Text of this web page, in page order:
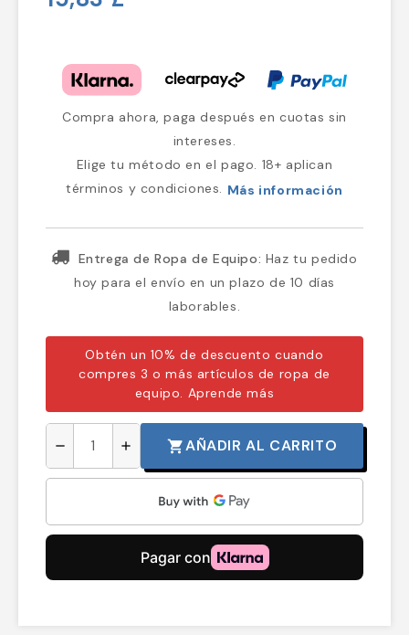
Compra ahora, paga después en cuotas sin
intereses.
Elige tu método en el pago. 18+ aplican
términos y condiciones. Más información
Entrega de Ropa de Equipo: Haz tu pedido
hoy para el envío en un plazo de 10 días
laborables.
Obtén un 10% de descuento cuando
compres 3 o más artículos de ropa de
equipo. Aprende más
remove add shopping_cartAÑADIR AL CARRITO